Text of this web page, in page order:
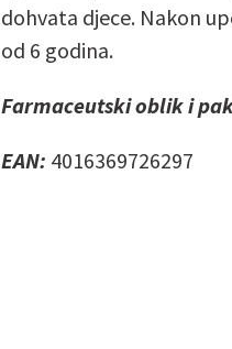
dohvata djece. Nakon
od 6 godina.
Farmaceutski oblik i
EAN: 4016369726297